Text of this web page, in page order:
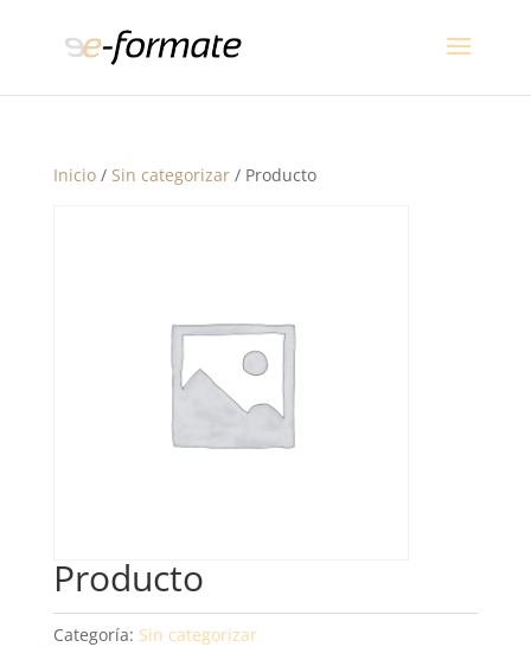
Inicio/ Sin categorizar/ Producto
Producto
Categoría: Sin categorizar